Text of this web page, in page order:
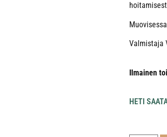
Valmistaja
Ilmainen
HETI